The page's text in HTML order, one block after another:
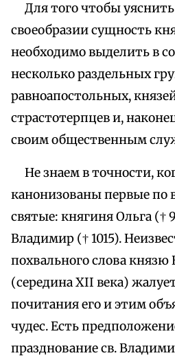
Для того чтобы уяснить
своеобразии сущность
необходимо выделить в
несколько раздельных
равноапостольных,
страстотерпцев и,
своим общественным
Не знаем в точности,
канонизованы первые по
святые: княгиня Ольга (†
Владимир († 1015).
похвального слова
(середина XII века)
почитания его и этим
чудес. Есть
празднование св.